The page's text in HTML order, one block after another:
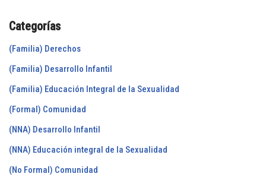
Categorías
(Familia) Derechos
(Familia) Desarrollo Infantil
(Familia) Educación Integral de la Sexualidad
(Formal) Comunidad
(NNA) Desarrollo Infantil
(NNA) Educación integral de la Sexualidad
(No Formal) Comunidad